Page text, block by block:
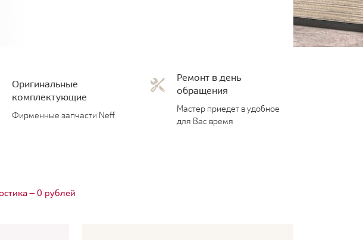
Оригинальные
комплектующие
Фирменные запчасти Neff
Ремонт в день
обращения
Мастер приедет в удобное
для Вас время
— 0 рублей